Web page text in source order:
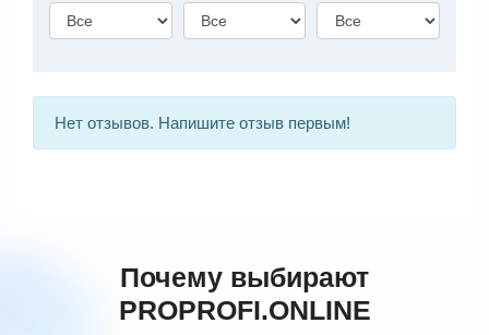
Нет отзывов. Напишите отзыв первым!
Почему выбирают
PROPROFI.ONLINE